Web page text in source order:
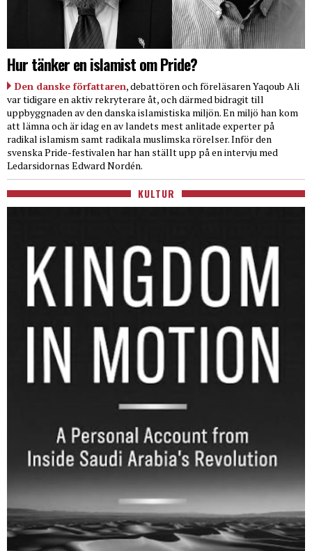
Hur tänker en islamist om Pride?
Den danske författaren, debattören och föreläsaren Yaqoub Ali
var tidigare en aktiv rekryterare åt, och därmed bidragit till
uppbyggnaden av den danska islamistiska miljön. En miljö han kom
att lämna och är idag en av landets mest anlitade experter på
radikal islamism samt radikala muslimska rörelser. Inför den
svenska Pride-festivalen har han ställt upp på en intervju med
Ledarsidornas Edward Nordén.
KULTUR